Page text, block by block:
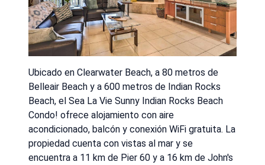
Ubicado en Clearwater Beach, a 80 metros de
Belleair Beach y a 600 metros de Indian Rocks
Beach, el Sea La Vie Sunny Indian Rocks Beach
Condo! ofrece alojamiento con aire
acondicionado, balcón y conexión WiFi gratuita. La
propiedad cuenta con vistas al mar y se
encuentra a 11 km de Pier 60 y a 16 km de John's